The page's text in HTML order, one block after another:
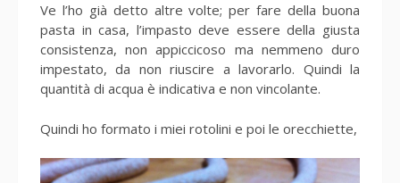
Ve l’ho già detto altre volte; per fare della buona
pasta in casa, l’impasto deve essere della giusta
consistenza, non appiccicoso ma nemmeno duro
impestato, da non riuscire a lavorarlo. Quindi la
quantità di acqua è indicativa e non vincolante.
Quindi ho formato i miei rotolini e poi le orecchiette,